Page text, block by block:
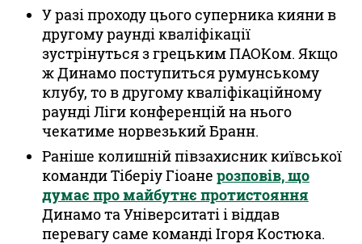
У разі проходу цього суперника кияни в
другому раунді кваліфікації
зустрінуться з грецьким ПАОКом. Якщо
ж Динамо поступиться румунському
клубу, то в другому кваліфікаційному
раунді Ліги конференцій на нього
чекатиме норвезький Бранн.
Раніше колишній півзахисник київської
команди Тіберіу Гіоане розповів, що
думає про майбутнє протистояння
Динамо та Університаті і віддав
перевагу саме команді Ігоря Костюка.